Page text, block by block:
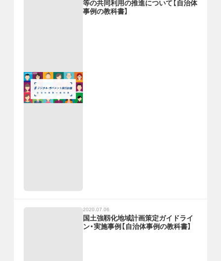
等の共同利用の推進について【自治体
事例の教科書】
2020.07.06
国土強靱化地域計画策定ガイドライ
ン・実施事例【自治体事例の教科書】